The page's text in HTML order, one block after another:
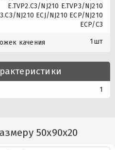
E.TVP2.C3/NJ210 E.TVP3/NJ210
NJ210 ECJ/NJ210 ECP/NJ210
ECP/C3
качения 1шт
1
50x90x20